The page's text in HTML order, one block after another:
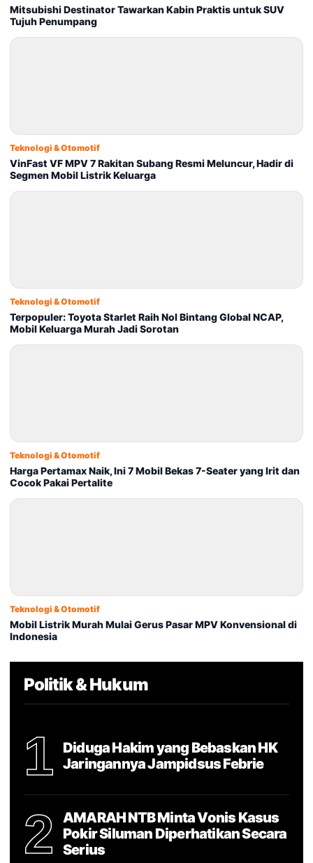
Mitsubishi Destinator Tawarkan Kabin Praktis untuk SUV
Tujuh Penumpang
Teknologi & Otomotif
VinFast VF MPV 7 Rakitan Subang Resmi Meluncur, Hadir di
Segmen Mobil Listrik Keluarga
Teknologi & Otomotif
Terpopuler: Toyota Starlet Raih Nol Bintang Global NCAP,
Mobil Keluarga Murah Jadi Sorotan
Teknologi & Otomotif
Harga Pertamax Naik, Ini 7 Mobil Bekas 7-Seater yang Irit dan
Cocok Pakai Pertalite
Teknologi & Otomotif
Mobil Listrik Murah Mulai Gerus Pasar MPV Konvensional di
Indonesia
Politik & Hukum
1
Diduga Hakim yang Bebaskan HK
Jaringannya Jampidsus Febrie
2
AMARAH NTB Minta Vonis Kasus
Pokir Siluman Diperhatikan Secara
Serius